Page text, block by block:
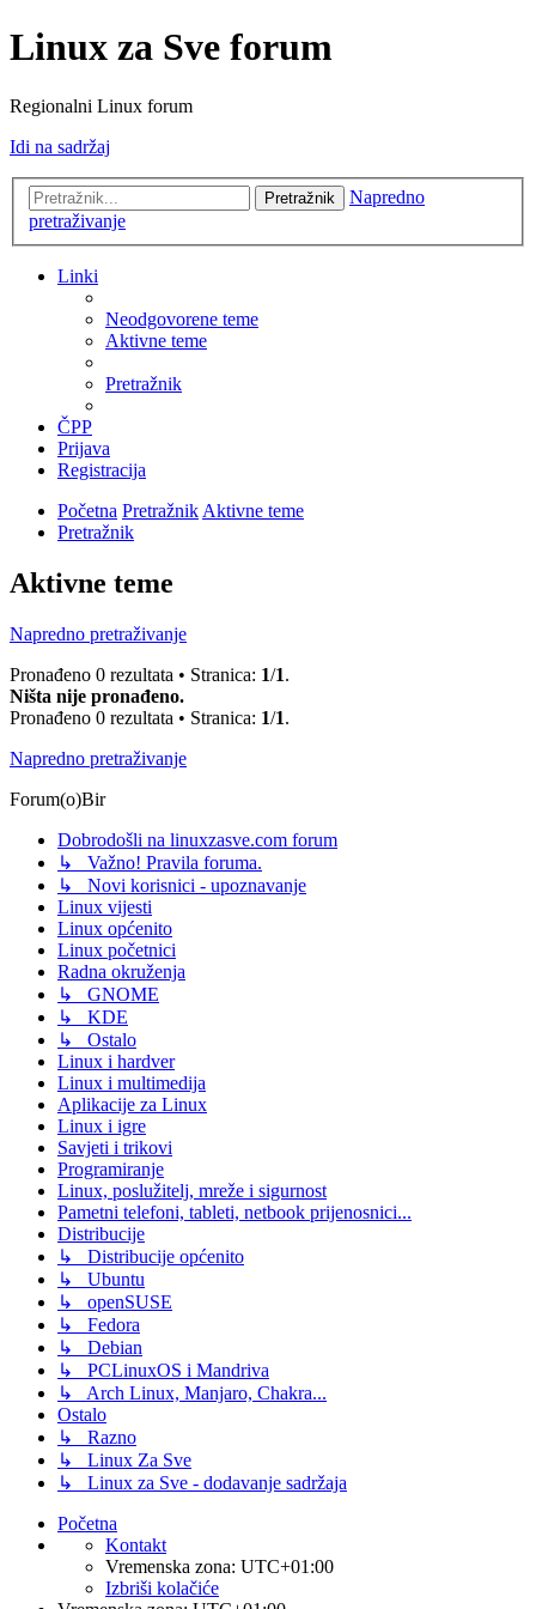
Linux za Sve forum
Regionalni Linux forum
Idi na sadržaj
Pretražnik
Napredno
pretraživanje
Linki
Neodgovorene teme
Aktivne teme
Pretražnik
ČPP
Prijava
Registracija
Početna PretražnikAktivne teme
Pretražnik
Aktivne teme
Napredno pretraživanje
Pronađeno 0 rezultata • Stranica: 1/1.
Ništa nije pronađeno.
Pronađeno 0 rezultata • Stranica: 1/1.
Napredno pretraživanje
Forum(o)Bir
Dobrodošli na linuxzasve.com forum
↳ Važno! Pravila foruma.
↳ Novi korisnici - upoznavanje
Linux vijesti
Linux općenito
Linux početnici
Radna okruženja
↳ GNOME
↳ KDE
↳ Ostalo
Linux i hardver
Linux i multimedija
Aplikacije za Linux
Linux i igre
Savjeti i trikovi
Programiranje
Linux, poslužitelj, mreže i sigurnost
Pametni telefoni, tableti, netbook prijenosnici...
Distribucije
↳ Distribucije općenito
↳ Ubuntu
↳ openSUSE
↳ Fedora
↳ Debian
↳ PCLinuxOS i Mandriva
↳ Arch Linux, Manjaro, Chakra...
Ostalo
↳ Razno
↳ Linux Za Sve
↳ Linux za Sve - dodavanje sadržaja
Početna
Kontakt
Vremenska zona: UTC+01:00
Izbriši kolačiće